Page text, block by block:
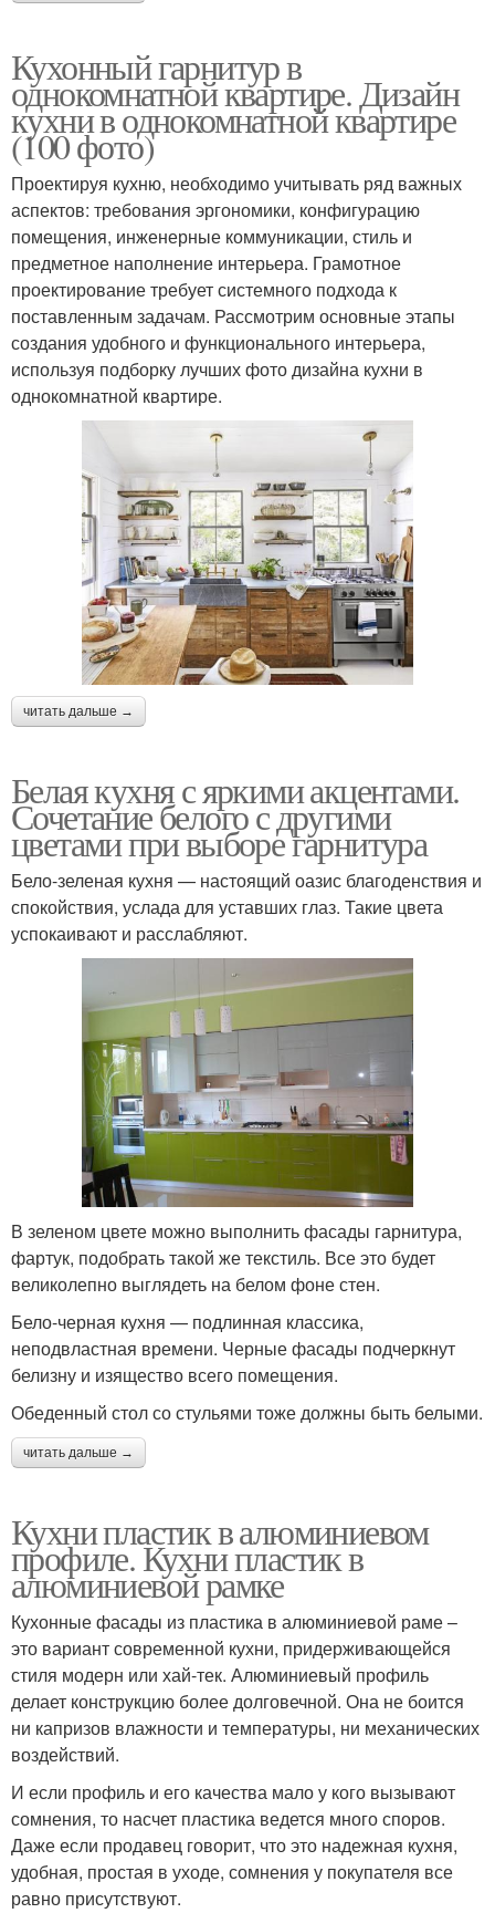
Кухонный гарнитур в
однокомнатной квартире. Дизайн
кухни в однокомнатной квартире
(100 фото)
Проектируя кухню, необходимо учитывать ряд важных
аспектов: требования эргономики, конфигурацию
помещения, инженерные коммуникации, стиль и
предметное наполнение интерьера. Грамотное
проектирование требует системного подхода к
поставленным задачам. Рассмотрим основные этапы
создания удобного и функционального интерьера,
используя подборку лучших фото дизайна кухни в
однокомнатной квартире.
читать дальше →
Белая кухня с яркими акцентами.
Сочетание белого с другими
цветами при выборе гарнитура
Бело-зеленая кухня — настоящий оазис благоденствия и
спокойствия, услада для уставших глаз. Такие цвета
успокаивают и расслабляют.
В зеленом цвете можно выполнить фасады гарнитура,
фартук, подобрать такой же текстиль. Все это будет
великолепно выглядеть на белом фоне стен.
Бело-черная кухня — подлинная классика,
неподвластная времени. Черные фасады подчеркнут
белизну и изящество всего помещения.
Обеденный стол со стульями тоже должны быть белыми.
читать дальше →
Кухни пластик в алюминиевом
профиле. Кухни пластик в
алюминиевой рамке
Кухонные фасады из пластика в алюминиевой раме –
это вариант современной кухни, придерживающейся
стиля модерн или хай-тек. Алюминиевый профиль
делает конструкцию более долговечной. Она не боится
ни капризов влажности и температуры, ни механических
воздействий.
И если профиль и его качества мало у кого вызывают
сомнения, то насчет пластика ведется много споров.
Даже если продавец говорит, что это надежная кухня,
удобная, простая в уходе, сомнения у покупателя все
равно присутствуют.